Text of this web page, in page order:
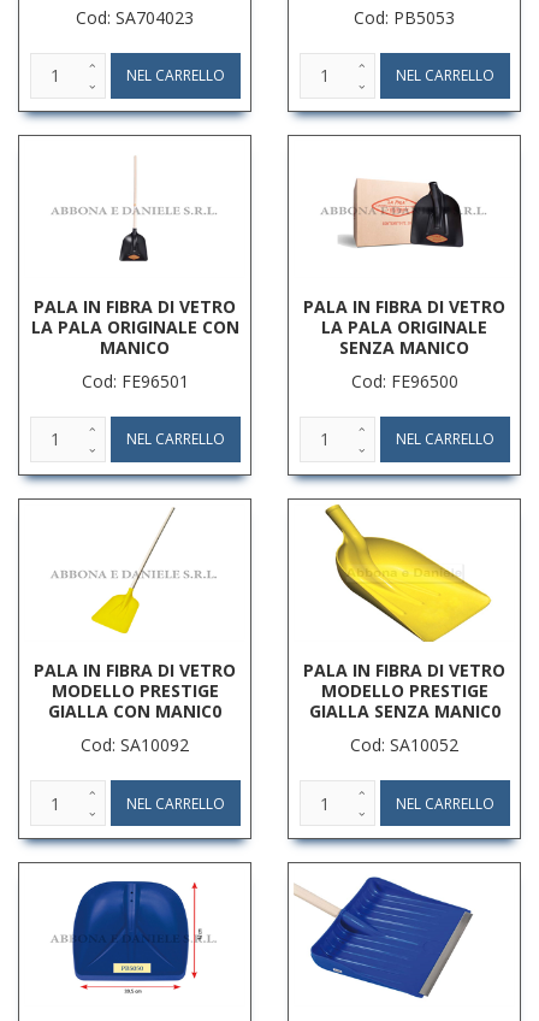
Cod: SA704023 Cod: PB5053
PALA IN FIBRA DI VETRO
LA PALA ORIGINALE CON
MANICO
Cod: FE96501
PALA IN FIBRA DI VETRO
LA PALA ORIGINALE
SENZA MANICO
Cod: FE96500
PALA IN FIBRA DI VETRO
MODELLO PRESTIGE
GIALLA CON MANIC0
Cod: SA10092
PALA IN FIBRA DI VETRO
MODELLO PRESTIGE
GIALLA SENZA MANIC0
Cod: SA10052